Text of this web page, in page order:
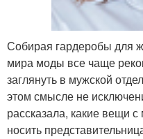
Собирая гардеробы для
мира моды все чаще
заглянуть в мужской
этом смысле не
рассказала, какие вещи
носить